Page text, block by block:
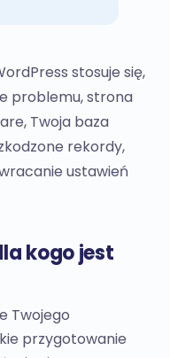
stosuje się,
problemu, strona
Twoja baza
rekordy,
ustawień
kogo jest
Twojego
przygotowanie